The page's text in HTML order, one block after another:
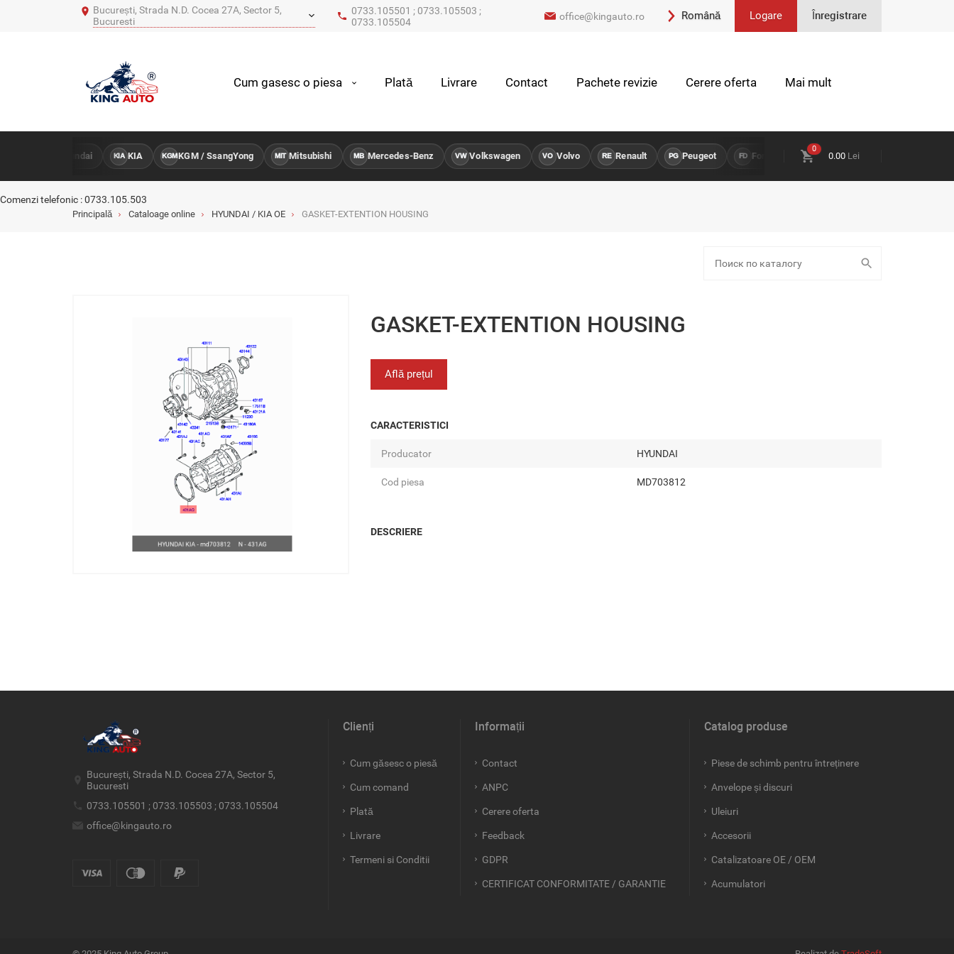
București, Strada N.D. Cocea 27A, Sector 5,
Bucuresti
0733.105501 ; 0733.105503 ;
0733.105504
office@kingauto.ro Română Logare Înregistrare
Cum gasesc o piesa Plată Livrare Contact Pachete revizie Cerere oferta Mai mult
Hyundai KIA KIA KGMKGM / SsangYong MIT Mitsubishi MB Mercedes-Benz VW Volkswagen VO Volvo RE Renault PG Peugeot FD Ford Opel LR Land Rover
0
0.00 Lei
Comenzi telefonic : 0733.105.503
Principală Cataloage online HYUNDAI / KIA OE GASKET-EXTENTION HOUSING
GASKET-EXTENTION HOUSING
Află prețul
CARACTERISTICI
Producator HYUNDAI
Cod piesa MD703812
DESCRIERE
București, Strada N.D. Cocea 27A, Sector 5,
Bucuresti
0733.105501 ; 0733.105503 ; 0733.105504
office@kingauto.ro
Clienți
Cum găsesc o piesă
Cum comand
Plată
Livrare
Termeni si Conditii
Informații
Contact
ANPC
Cerere oferta
Feedback
GDPR
CERTIFICAT CONFORMITATE / GARANTIE
Catalog produse
Piese de schimb pentru întreținere
Anvelope și discuri
Uleiuri
Accesorii
Catalizatoare OE / OEM
Acumulatori